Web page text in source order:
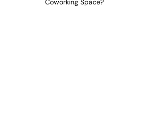
Coworking Space?